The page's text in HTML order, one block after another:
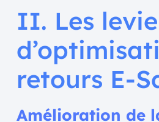
II. Les
retours E-
Amélioration de